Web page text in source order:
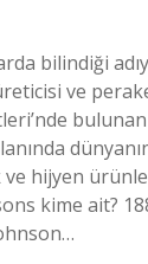
bilindiği
ve
hijyen
kime ait?